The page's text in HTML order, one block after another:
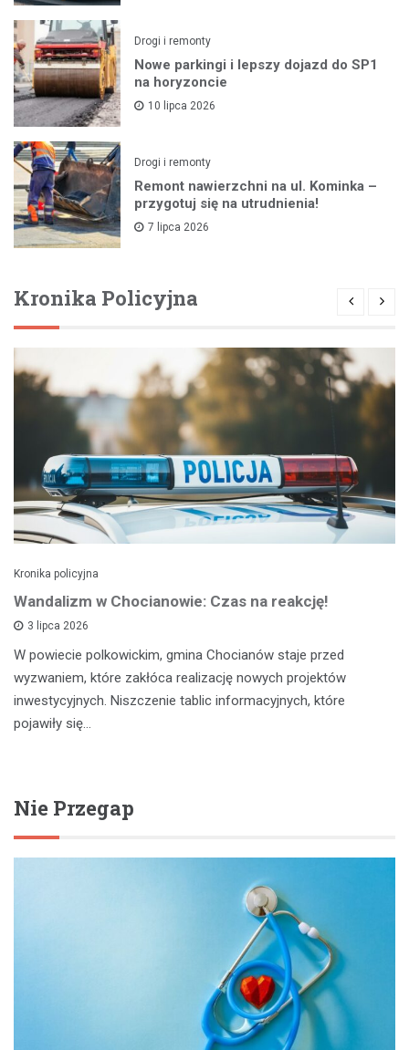
Drogi i remonty
Nowe parkingi i lepszy dojazd do SP1
na horyzoncie
10 lipca 2026
Drogi i remonty
Remont nawierzchni na ul. Kominka –
przygotuj się na utrudnienia!
7 lipca 2026
Kronika Policyjna
Kronika policyjna
Wandalizm w Chocianowie: Czas na reakcję!
3 lipca 2026
W powiecie polkowickim, gmina Chocianów staje przed
wyzwaniem, które zakłóca realizację nowych projektów
inwestycyjnych. Niszczenie tablic informacyjnych, które
pojawiły się…
Nie Przegap